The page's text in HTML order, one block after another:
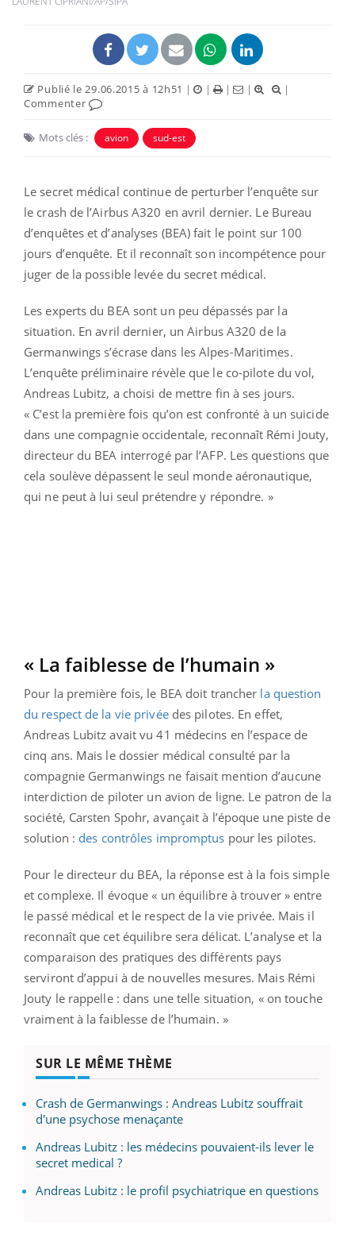
Publié le 29.06.2015 à 12h51 | | | |
|
Commenter
Mots clés : avion sud-est
Le secret médical continue de perturber l’enquête sur
le crash de l’Airbus A320 en avril dernier. Le Bureau
d’enquêtes et d’analyses (BEA) fait le point sur 100
jours d’enquête. Et il reconnaît son incompétence pour
juger de la possible levée du secret médical.
Les experts du BEA sont un peu dépassés par la
situation. En avril dernier, un Airbus A320 de la
Germanwings s’écrase dans les Alpes-Maritimes.
L’enquête préliminaire révèle que le co-pilote du vol,
Andreas Lubitz, a choisi de mettre fin à ses jours.
« C’est la première fois qu’on est confronté à un suicide
dans une compagnie occidentale, reconnaît Rémi Jouty,
directeur du BEA interrogé par l’AFP. Les questions que
cela soulève dépassent le seul monde aéronautique,
qui ne peut à lui seul prétendre y répondre. »
« La faiblesse de l’humain »
Pour la première fois, le BEA doit trancher la question
du respect de la vie privéedes pilotes. En effet,
Andreas Lubitz avait vu 41 médecins en l’espace de
cinq ans. Mais le dossier médical consulté par la
compagnie Germanwings ne faisait mention d’aucune
interdiction de piloter un avion de ligne. Le patron de la
société, Carsten Spohr, avançait à l’époque une piste de
solution : des contrôles impromptus pour les pilotes.
Pour le directeur du BEA, la réponse est à la fois simple
et complexe. Il évoque « un équilibre à trouver » entre
le passé médical et le respect de la vie privée. Mais il
reconnaît que cet équilibre sera délicat. L’analyse et la
comparaison des pratiques des différents pays
serviront d’appui à de nouvelles mesures. Mais Rémi
Jouty le rappelle : dans une telle situation, « on touche
vraiment à la faiblesse de l’humain. »
SUR LE MÊME THÈME
Crash de Germanwings : Andreas Lubitz souffrait
d'une psychose menaçante
Andreas Lubitz : les médecins pouvaient-ils lever le
secret medical ?
Andreas Lubitz : le profil psychiatrique en questions